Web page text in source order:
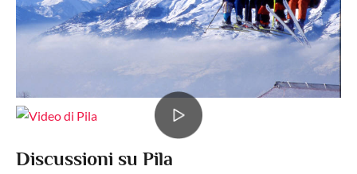
Discussioni su Pila